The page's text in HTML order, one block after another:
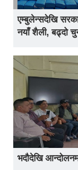
एम्बुलेन्सदेखि
नयाँ शैली, बढ्दो
भदौदेखि